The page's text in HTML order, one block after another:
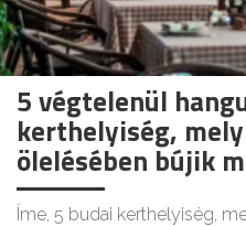
5 végtelenül
kerthelyiség,
ölelésében bújik
Íme, 5 budai kerthelyiség,